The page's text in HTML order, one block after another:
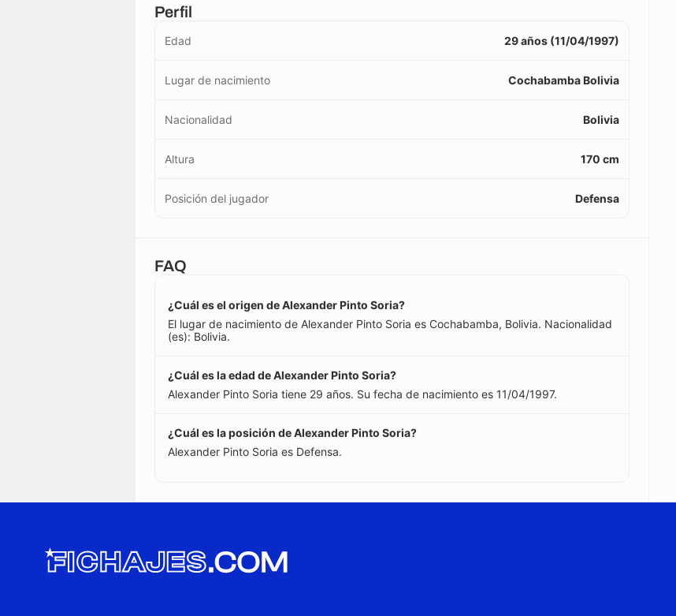
Perfil
Edad 29 años (11/04/1997)
Lugar de nacimiento Cochabamba Bolivia
Nacionalidad Bolivia
Altura 170 cm
Posición del jugador Defensa
FAQ
¿Cuál es el origen de Alexander Pinto Soria?
El lugar de nacimiento de Alexander Pinto Soria es Cochabamba, Bolivia. Nacionalidad
(es): Bolivia.
¿Cuál es la edad de Alexander Pinto Soria?
Alexander Pinto Soria tiene 29 años. Su fecha de nacimiento es 11/04/1997.
¿Cuál es la posición de Alexander Pinto Soria?
Alexander Pinto Soria es Defensa.